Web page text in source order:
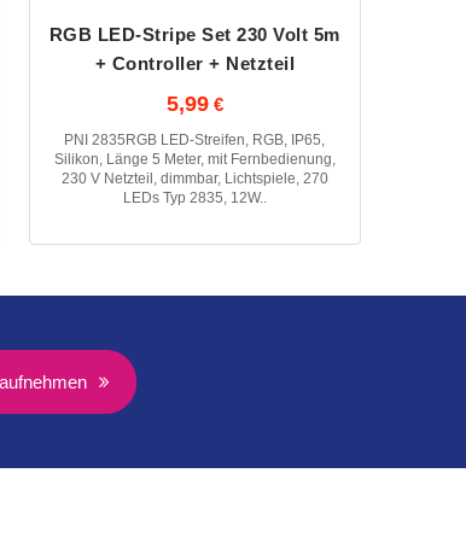
RGB LED-Stripe Set 230 Volt 5m
+ Controller + Netzteil
5,99
PNI 2835RGB LED-Streifen, RGB, IP65,
Silikon, Länge 5 Meter, mit Fernbedienung,
230 V Netzteil, dimmbar, Lichtspiele, 270
LEDs Typ 2835, 12W..